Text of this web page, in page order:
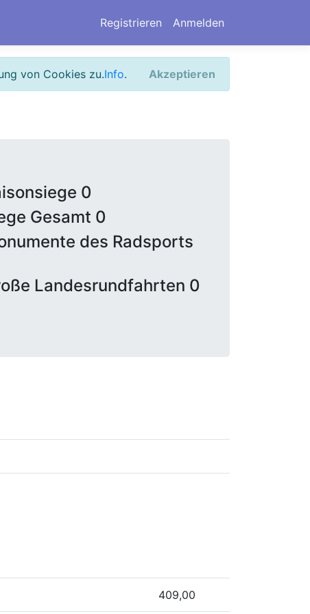
Registrieren Anmelden
von Cookies zu.Info. Akzeptieren
0
Gesamt 0
des Radsports
Landesrundfahrten 0
409,00